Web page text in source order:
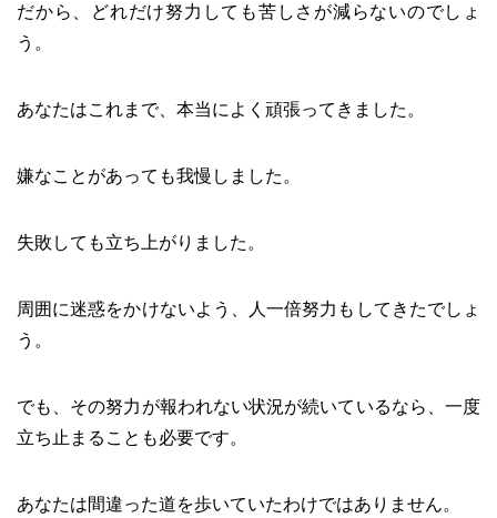
だから、どれだけ努力しても苦しさが減らないのでしょ
う。
あなたはこれまで、本当によく頑張ってきました。
嫌なことがあっても我慢しました。
失敗しても立ち上がりました。
周囲に迷惑をかけないよう、人一倍努力もしてきたでしょ
う。
でも、その努力が報われない状況が続いているなら、一度
立ち止まることも必要です。
あなたは間違った道を歩いていたわけではありません。